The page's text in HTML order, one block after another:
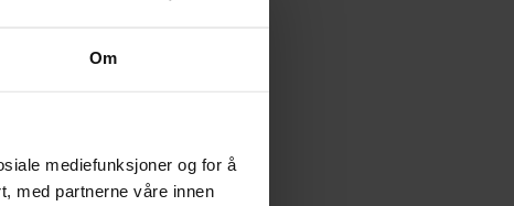
Om
mediefunksjoner og for å
med partnerne våre innen